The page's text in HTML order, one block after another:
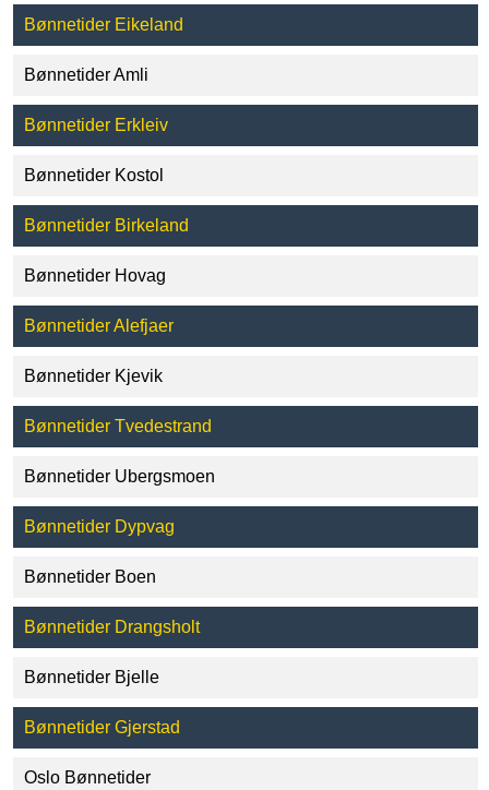
Bønnetider Eikeland
Bønnetider Amli
Bønnetider Erkleiv
Bønnetider Kostol
Bønnetider Birkeland
Bønnetider Hovag
Bønnetider Alefjaer
Bønnetider Kjevik
Bønnetider Tvedestrand
Bønnetider Ubergsmoen
Bønnetider Dypvag
Bønnetider Boen
Bønnetider Drangsholt
Bønnetider Bjelle
Bønnetider Gjerstad
Oslo Bønnetider